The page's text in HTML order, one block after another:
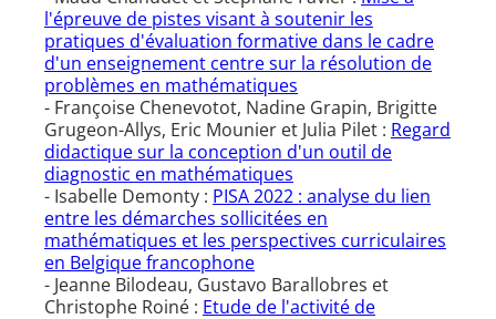
l'épreuve de pistes visant à soutenir les
pratiques d'évaluation formative dans le cadre
d'un enseignement centre sur la résolution de
problèmes en mathématiques
- Françoise Chenevotot, Nadine Grapin, Brigitte
Grugeon-Allys, Eric Mounier et Julia Pilet : Regard
didactique sur la conception d'un outil de
diagnostic en mathématiques
- Isabelle Demonty : PISA 2022 : analyse du lien
entre les démarches sollicitées en
mathématiques et les perspectives curriculaires
en Belgique francophone
- Jeanne Bilodeau, Gustavo Barallobres et
Christophe Roiné : Etude de l'activité de